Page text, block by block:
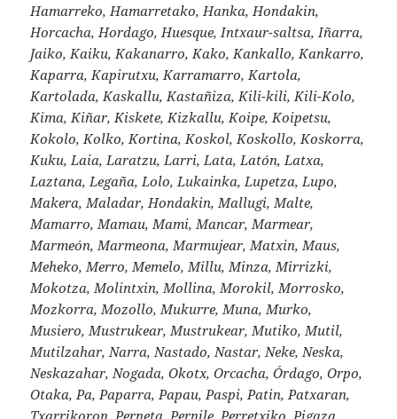
Hamarreko, Hamarretako, Hanka, Hondakin,
Horcacha, Hordago, Huesque, Intxaur-saltsa, Iñarra,
Jaiko, Kaiku, Kakanarro, Kako, Kankallo, Kankarro,
Kaparra, Kapirutxu, Karramarro, Kartola,
Kartolada, Kaskallu, Kastañiza, Kili-kili, Kili-Kolo,
Kima, Kiñar, Kiskete, Kizkallu, Koipe, Koipetsu,
Kokolo, Kolko, Kortina, Koskol, Koskollo, Koskorra,
Kuku, Laia, Laratzu, Larri, Lata, Latón, Latxa,
Laztana, Legaña, Lolo, Lukainka, Lupetza, Lupo,
Makera, Maladar, Hondakin, Mallugi, Malte,
Mamarro, Mamau, Mami, Mancar, Marmear,
Marmeón, Marmeona, Marmujear, Matxin, Maus,
Meheko, Merro, Memelo, Millu, Minza, Mirrizki,
Mokotza, Molintxin, Mollina, Morokil, Morrosko,
Mozkorra, Mozollo, Mukurre, Muna, Murko,
Musiero, Mustrukear, Mustrukear, Mutiko, Mutil,
Mutilzahar, Narra, Nastado, Nastar, Neke, Neska,
Neskazahar, Nogada, Okotx, Orcacha, Órdago, Orpo,
Otaka, Pa, Paparra, Papau, Paspi, Patin, Patxaran,